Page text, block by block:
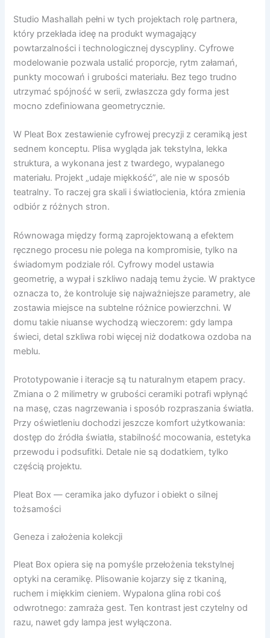
Studio Mashallah pełni w tych projektach rolę partnera,
który przekłada ideę na produkt wymagający
powtarzalności i technologicznej dyscypliny. Cyfrowe
modelowanie pozwala ustalić proporcje, rytm załamań,
punkty mocowań i grubości materiału. Bez tego trudno
utrzymać spójność w serii, zwłaszcza gdy forma jest
mocno zdefiniowana geometrycznie.
W Pleat Box zestawienie cyfrowej precyzji z ceramiką jest
sednem konceptu. Plisa wygląda jak tekstylna, lekka
struktura, a wykonana jest z twardego, wypalanego
materiału. Projekt „udaje miękkość”, ale nie w sposób
teatralny. To raczej gra skali i światłocienia, która zmienia
odbiór z różnych stron.
Równowaga między formą zaprojektowaną a efektem
ręcznego procesu nie polega na kompromisie, tylko na
świadomym podziale ról. Cyfrowy model ustawia
geometrię, a wypał i szkliwo nadają temu życie. W praktyce
oznacza to, że kontroluje się najważniejsze parametry, ale
zostawia miejsce na subtelne różnice powierzchni. W
domu takie niuanse wychodzą wieczorem: gdy lampa
świeci, detal szkliwa robi więcej niż dodatkowa ozdoba na
meblu.
Prototypowanie i iteracje są tu naturalnym etapem pracy.
Zmiana o 2 milimetry w grubości ceramiki potrafi wpłynąć
na masę, czas nagrzewania i sposób rozpraszania światła.
Przy oświetleniu dochodzi jeszcze komfort użytkowania:
dostęp do źródła światła, stabilność mocowania, estetyka
przewodu i podsufitki. Detale nie są dodatkiem, tylko
częścią projektu.
Pleat Box — ceramika jako dyfuzor i obiekt o silnej
tożsamości
Geneza i założenia kolekcji
Pleat Box opiera się na pomyśle przełożenia tekstylnej
optyki na ceramikę. Plisowanie kojarzy się z tkaniną,
ruchem i miękkim cieniem. Wypalona glina robi coś
odwrotnego: zamraża gest. Ten kontrast jest czytelny od
razu, nawet gdy lampa jest wyłączona.